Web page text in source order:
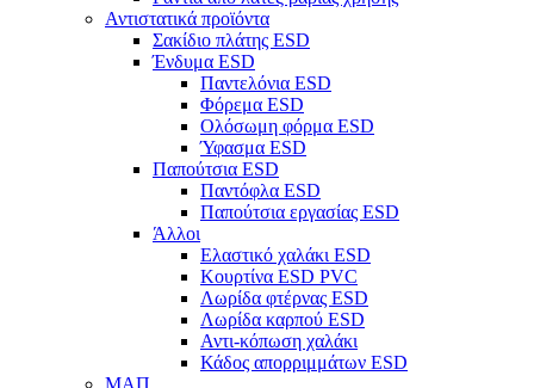
Αντιστατικά προϊόντα
Σακίδιο πλάτης ESD
Ένδυμα ESD
Παντελόνια ESD
Φόρεμα ESD
Ολόσωμη φόρμα ESD
Ύφασμα ESD
Παπούτσια ESD
Παντόφλα ESD
Παπούτσια εργασίας ESD
Άλλοι
Ελαστικό χαλάκι ESD
Κουρτίνα ESD PVC
Λωρίδα φτέρνας ESD
Λωρίδα καρπού ESD
Αντι-κόπωση χαλάκι
Κάδος απορριμμάτων ESD
ΜΑΠ